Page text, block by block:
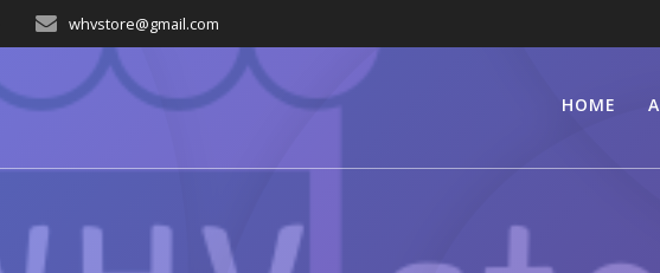
whvstore@gmail.com
HOME